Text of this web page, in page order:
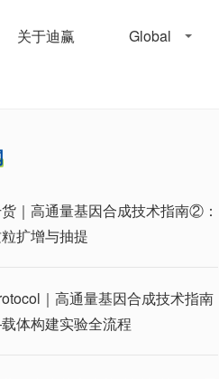
关于迪赢 Global
｜高通量基因合成技术指南②：
扩增与抽提
｜高通量基因合成技术指南
体构建实验全流程